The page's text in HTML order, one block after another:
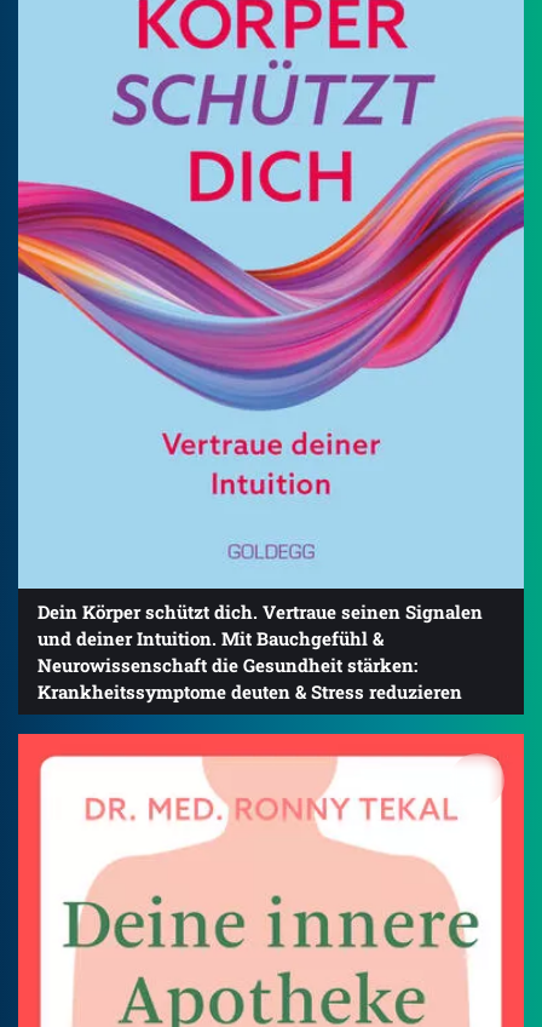
Dein Körper schützt dich. Vertraue seinen Signalen
und deiner Intuition. Mit Bauchgefühl &
Neurowissenschaft die Gesundheit stärken:
Krankheitssymptome deuten & Stress reduzieren